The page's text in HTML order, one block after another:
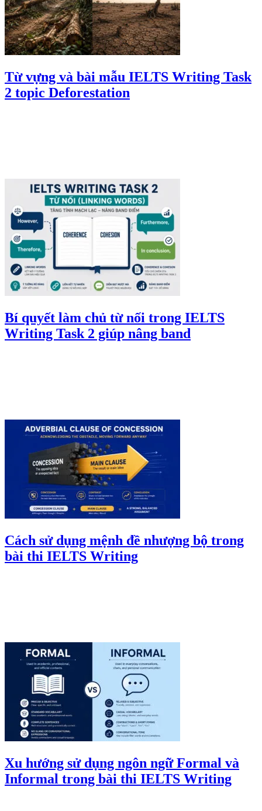
Từ vựng và bài mẫu IELTS Writing Task
2 topic Deforestation
Bí quyết làm chủ từ nối trong IELTS
Writing Task 2 giúp nâng band
Cách sử dụng mệnh đề nhượng bộ trong
bài thi IELTS Writing
Xu hướng sử dụng ngôn ngữ Formal và
Informal trong bài thi IELTS Writing